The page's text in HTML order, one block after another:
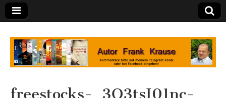
freestocks-_3Q3tsJ01nc-